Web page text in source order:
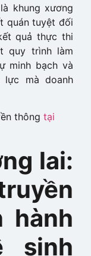
khung xương
quán tuyệt đối
quả thực thi
quy trình làm
minh bạch và
mà doanh
thông tại
lai:
hành
sinh